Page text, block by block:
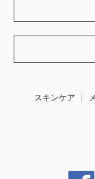
スキンケア